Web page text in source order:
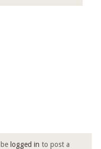
logged in to post a